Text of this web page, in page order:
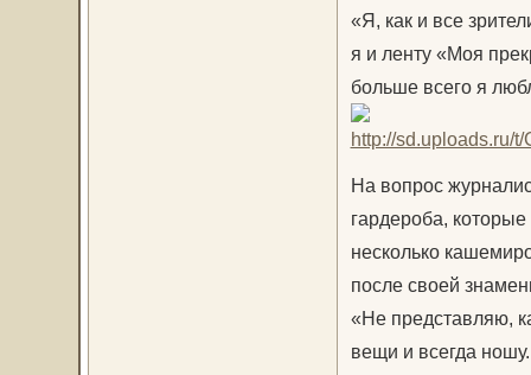
«Я, как и все
я и ленту «Моя
больше всего я
На вопрос
гардероба,
несколько
после своей
«Не представляю,
вещи и всегда